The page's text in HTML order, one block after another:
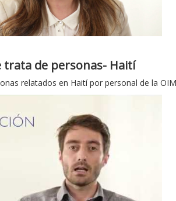
trata de personas- Haití
relatados en Haití por personal de la OIM